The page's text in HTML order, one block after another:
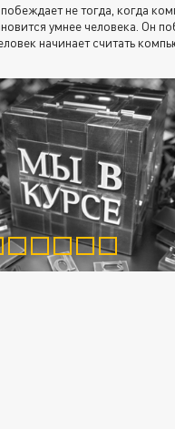
не тогда, когда
умнее человека. Он
начинает считать